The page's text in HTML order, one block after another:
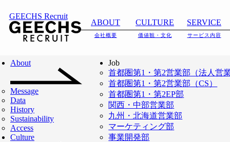
GEECHS Recruit
ABOUT
会社概要
CULTURE
価値観・文化
SERVICE
サービス内容
About
Message
Data
History
Sustainability
Access
Culture
Job
首都圏第1・第2営業部（法人営
首都圏第1・第2営業部（CS）
首都圏第1・第2EP部
関西・中部営業部
九州・北海道営業部
マーケティング部
事業開発部